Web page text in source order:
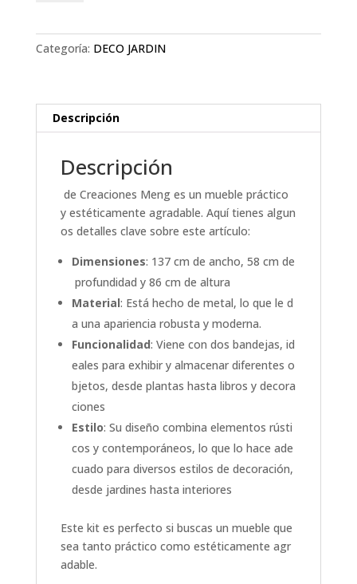
Categoría: DECO JARDIN
Descripción
Descripción
de Creaciones Meng es un mueble práctico
y estéticamente agradable. Aquí tienes algun
os detalles clave sobre este artículo:
Dimensiones: 137 cm de ancho, 58 cm de
profundidad y 86 cm de altura
Material: Está hecho de metal, lo que le d
a una apariencia robusta y moderna.
Funcionalidad: Viene con dos bandejas, id
eales para exhibir y almacenar diferentes o
bjetos, desde plantas hasta libros y decora
ciones
Estilo: Su diseño combina elementos rústi
cos y contemporáneos, lo que lo hace ade
cuado para diversos estilos de decoración,
desde jardines hasta interiores
Este kit es perfecto si buscas un mueble que
sea tanto práctico como estéticamente agr
adable.